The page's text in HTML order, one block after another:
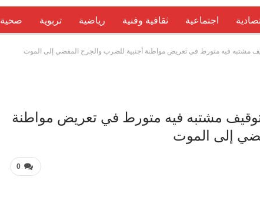
اجتماعية ثقافية وفنية رياضية تربوية صحية
مشتبه فيه متورط في تعريض مواطنة أجنبية للضرب والجرح المفضي إلى الموت
مشتبه فيه متورط في تعريض مواطنة
إلى الموت
0